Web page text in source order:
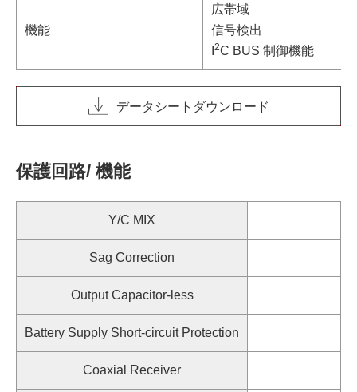
機能
広帯域
信号検出
2C BUS 制御機能
データシートダウンロード
保護回路/ 機能
Y/C MIX
Sag Correction
Output Capacitor-less
Battery Supply Short-circuit Protection
Coaxial Receiver